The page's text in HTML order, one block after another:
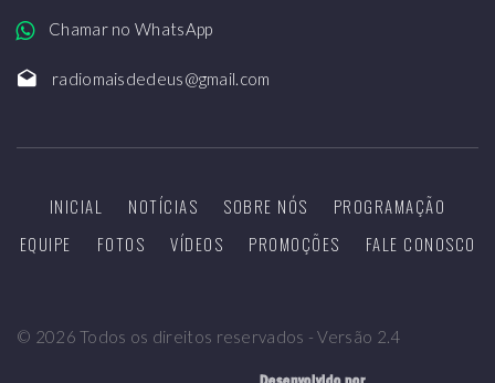
Chamar no WhatsApp
radiomaisdedeus@gmail.com
INICIAL NOTÍCIAS SOBRE NÓS
PROGRAMAÇÃO
EQUIPE
FOTOS VÍDEOS PROMOÇÕES FALE CONOSCO
© 2026 Todos os direitos reservados - Versão 2.4